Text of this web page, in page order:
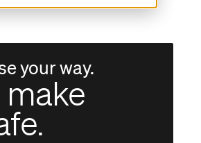
your way.
make